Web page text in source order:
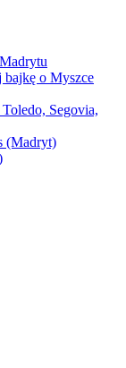
o Myszce
Segovia,
(Madryt)